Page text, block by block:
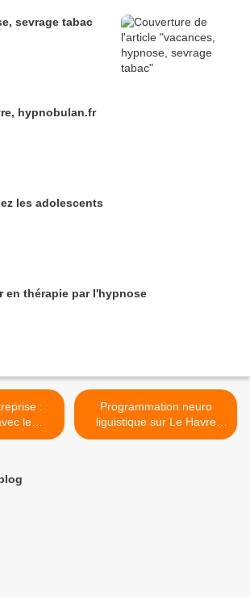
sevrage tabac
hypnobulan.fr
les adolescents
en thérapie par l'hypnose
le
Programmation neuro
liguistique sur Le Havre
avec un Praticien >